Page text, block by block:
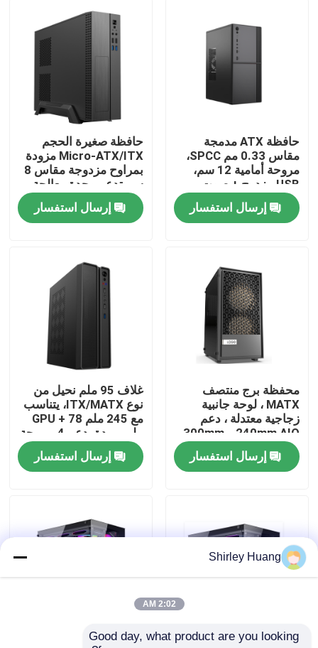
المنتجات
مراقبة الجودة
اتصل بنا
القضايا
لوحة مفاتيح وماوس كمبيوتر سلكي
حافظة ATX مدمجة
مقاس 0.33 مم SPCC،
مروحة أمامية 12 سم،
USB مزدوج + صوت،
دعم M-ATX،
260*160*350 مم
إرسال استفسار
حافظة صغيرة الحجم
Micro-ATX/ITX مزودة
بمراوح مزدوجة مقاس 8
سم تدعم وحدة معالجة
الرسومات مقاس 245
مم
إرسال استفسار
محفظة برج منتصف
MATX ، لوحة جانبية
زجاجية معتدلة ، دعم
240mm AIO و 300mm
GPU
إرسال استفسار
غلاف 95 ملم نحيل من
نوع ITX/MATX، يتناسب
مع 245 ملم GPU + 78
ملم برودة، دعم 4-مروحة
إرسال استفسار
غلاف ATX كامل البرج مع
Shirley Huang
2:02 AM
Good day, what product are you looking